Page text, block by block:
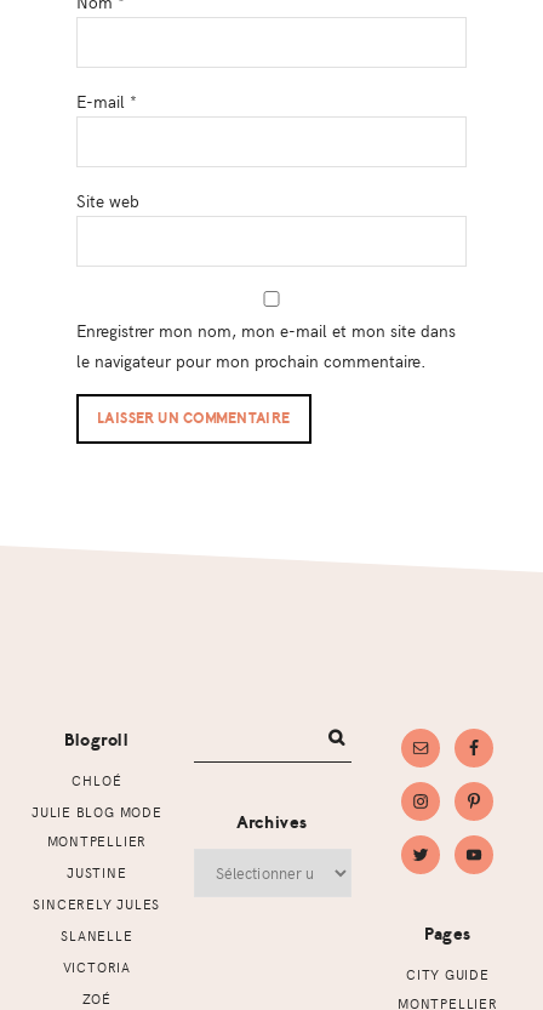
E-mail *
Site web
Enregistrer mon nom, mon e-mail et mon site dans
le navigateur pour mon prochain commentaire.
Blogroll
CHLOÉ
JULIE BLOG MODE
MONTPELLIER
JUSTINE
SINCERELY JULES
SLANELLE
VICTORIA
ZOÉ
Archives
Pages
CITY GUIDE
MONTPELLIER